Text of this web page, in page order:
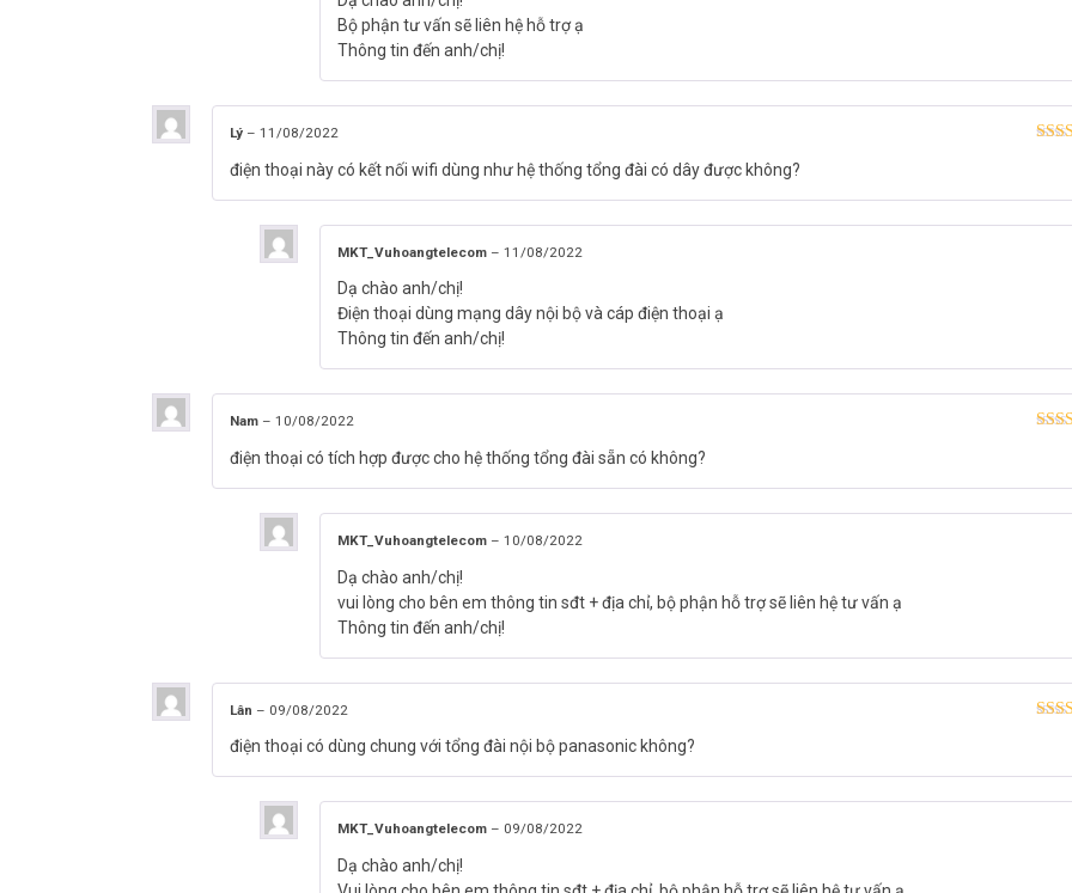
Bộ phận tư vấn sẽ liên hệ hỗ trợ ạ
Thông tin đến anh/chị!
Lý – 11/08/2022
điện thoại này có kết nối wifi dùng như hệ thống tổng đài có dây được không?
MKT_Vuhoangtelecom – 11/08/2022
Dạ chào anh/chị!
Điện thoại dùng mạng dây nội bộ và cáp điện thoại ạ
Thông tin đến anh/chị!
Nam – 10/08/2022
điện thoại có tích hợp được cho hệ thống tổng đài sẵn có không?
MKT_Vuhoangtelecom – 10/08/2022
Dạ chào anh/chị!
vui lòng cho bên em thông tin sđt + địa chỉ, bộ phận hỗ trợ sẽ liên hệ tư vấn ạ
Thông tin đến anh/chị!
Lân – 09/08/2022
điện thoại có dùng chung với tổng đài nội bộ panasonic không?
MKT_Vuhoangtelecom – 09/08/2022
Dạ chào anh/chị!